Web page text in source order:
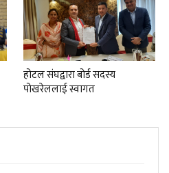
होटल संघद्वारा बोर्ड सदस्य
पोखरेललाई स्वागत